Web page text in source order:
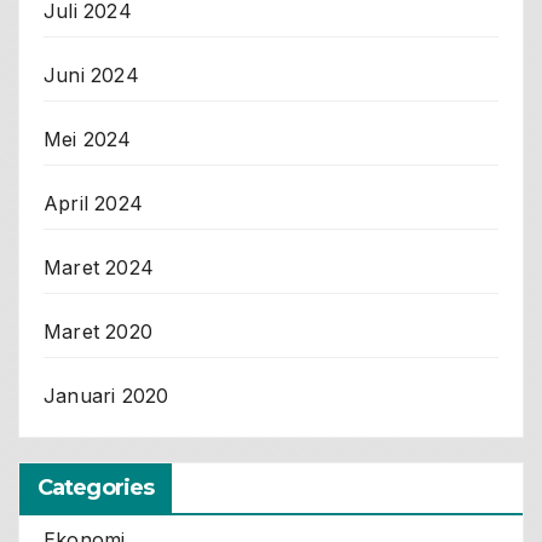
Juli 2024
Juni 2024
Mei 2024
April 2024
Maret 2024
Maret 2020
Januari 2020
Categories